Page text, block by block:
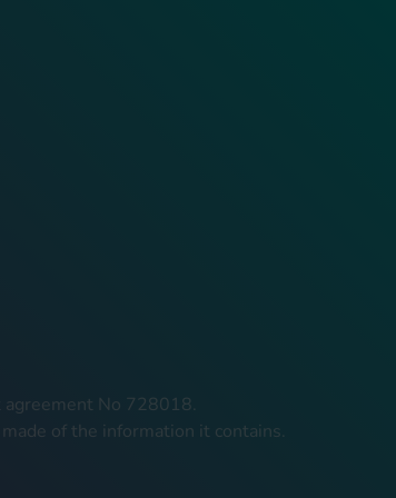
agreement No 728018.
of the information it contains.